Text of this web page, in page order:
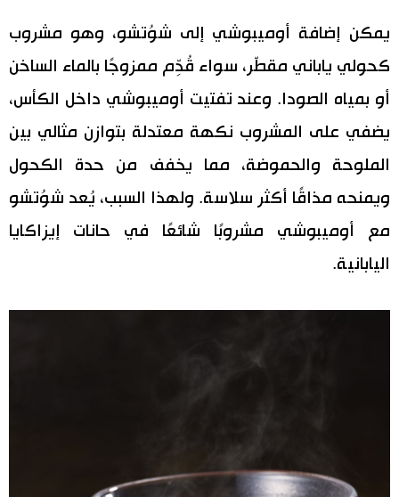
يمكن إضافة أوميبوشي إلى شوُتشو، وهو مشروب
كحولي ياباني مقطّر، سواء قُدِّم ممزوجًا بالماء الساخن
أو بمياه الصودا. وعند تفتيت أوميبوشي داخل الكأس،
يضفي على المشروب نكهة معتدلة بتوازن مثالي بين
الملوحة والحموضة، مما يخفف من حدة الكحول
ويمنحه مذاقًا أكثر سلاسة. ولهذا السبب، يُعد شوُتشو
مع أوميبوشي مشروبًا شائعًا في حانات إيزاكايا
اليابانية.